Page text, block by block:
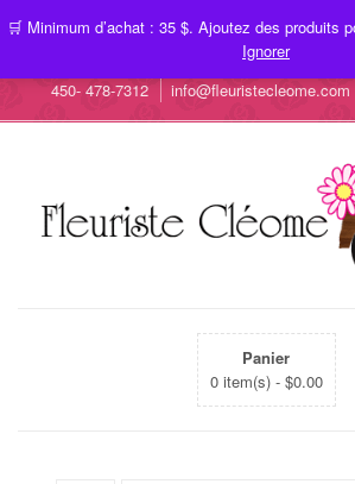
450- 478-7312 info@fleuristecleome.com
Panier
0 item(s) - $0.00
🛒 Minimum d’achat : 35 $. Ajoutez des produits
Ignorer